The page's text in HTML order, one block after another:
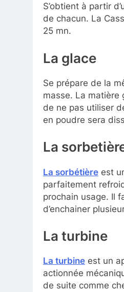
S’obtient à partir
de chacun. La
25 mn.
La glace
Se prépare de la
masse. La matière
de ne pas utiliser
en poudre sera
La
La sorbétière est
parfaitement
prochain usage. Il
d’enchainer
La turbine
La turbine est un
actionnée
de suite comme